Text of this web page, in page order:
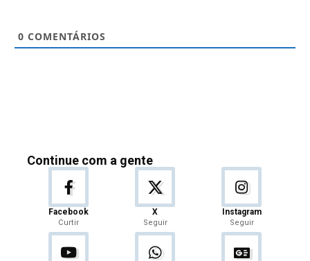
0 COMENTÁRIOS
Continue com a gente
Facebook
Curtir
X
Seguir
Instagram
Seguir